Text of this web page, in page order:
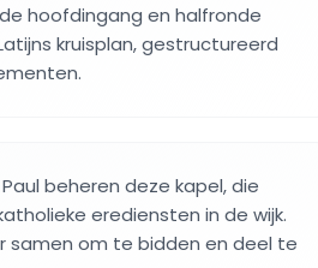
hoofdingang en halfronde
kruisplan, gestructureerd
beheren deze kapel, die
erediensten in de wijk.
samen om te bidden en deel te